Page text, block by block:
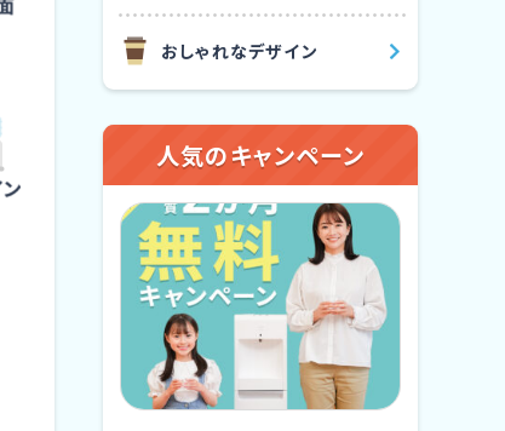
おしゃれなデザイン
人気のキャンペーン